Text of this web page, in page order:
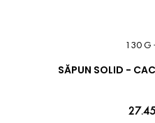
130
SĂPUN SOLID -